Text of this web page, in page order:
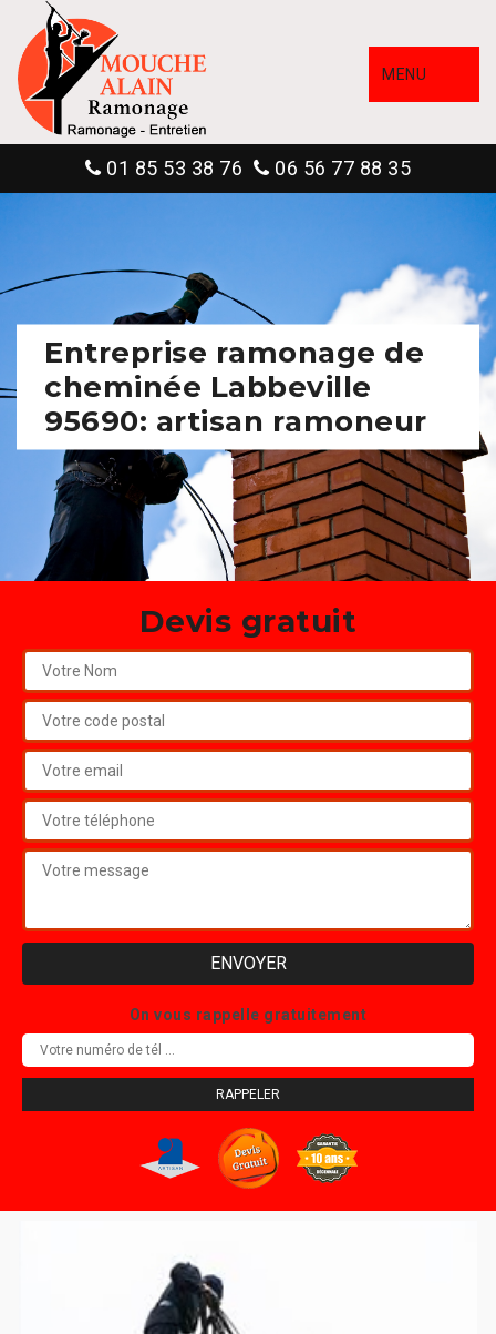
MENU
01 85 53 38 76 06 56 77 88 35
Entreprise ramonage de
cheminée Labbeville
95690: artisan ramoneur
Devis gratuit
On vous rappelle gratuitement